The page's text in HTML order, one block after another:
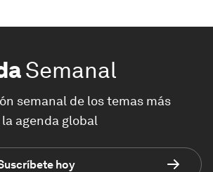
Semanal
semanal de los temas más
agenda global
hoy